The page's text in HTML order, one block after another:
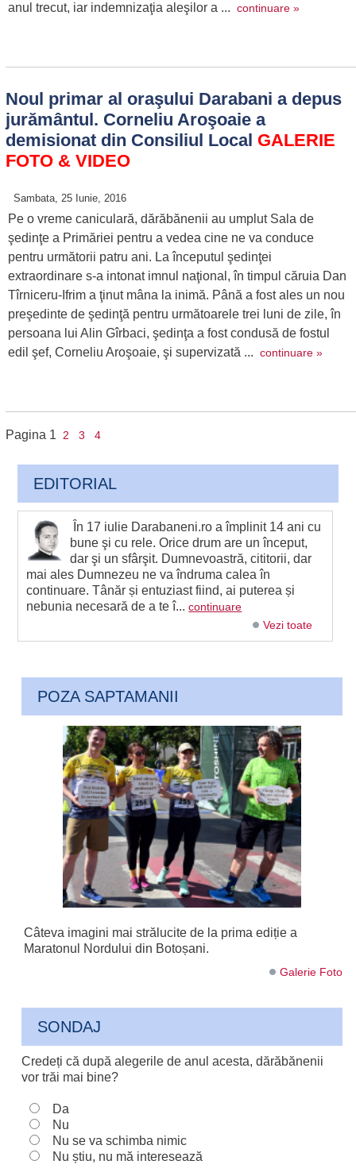
anul trecut, iar indemnizaţia aleşilor a ... continuare »
Noul primar al oraşului Darabani a depus
jurământul. Corneliu Aroşoaie a
demisionat din Consiliul Local GALERIE
FOTO & VIDEO
Sambata, 25 Iunie, 2016
Pe o vreme caniculară, dărăbănenii au umplut Sala de
şedinţe a Primăriei pentru a vedea cine ne va conduce
pentru următorii patru ani. La începutul şedinţei
extraordinare s-a intonat imnul naţional, în timpul căruia Dan
Tîrniceru-Ifrim a ţinut mâna la inimă. Până a fost ales un nou
preşedinte de şedinţă pentru următoarele trei luni de zile, în
persoana lui Alin Gîrbaci, şedinţa a fost condusă de fostul
edil şef, Corneliu Aroşoaie, şi supervizată ... continuare »
Pagina 1 2 3 4
EDITORIAL
În 17 iulie Darabaneni.ro a împlinit 14 ani cu
bune şi cu rele. Orice drum are un început,
dar şi un sfârşit. Dumnevoastră, cititorii, dar
mai ales Dumnezeu ne va îndruma calea în
continuare. Tânăr și entuziast fiind, ai puterea și
nebunia necesară de a te î...continuare
Vezi toate
POZA SAPTAMANII
Câteva imagini mai strălucite de la prima ediție a
Maratonul Nordului din Botoșani.
Galerie Foto
SONDAJ
Credeți că după alegerile de anul acesta, dărăbănenii
vor trăi mai bine?
Da
Nu
Nu se va schimba nimic
Nu știu, nu mă interesează